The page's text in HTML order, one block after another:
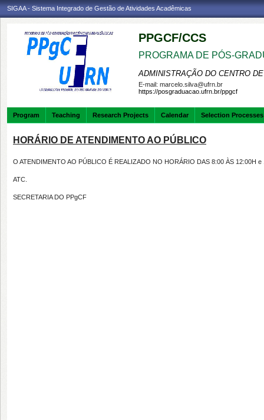
SIGAA - Sistema Integrado de Gestão de Atividades Acadêmicas
PPGCF/CCS
PROGRAMA DE PÓS-
ADMINISTRAÇÃO DO CENTRO
E-mail: marcelo.silva@ufrn.br
https://posgraduacao.ufrn.br/ppgcf
Program Teaching Research Projects Calendar Selection Processes
HORÁRIO DE ATENDIMENTO AO PÚBLICO
O ATENDIMENTO AO PÚBLICO É REALIZADO NO HORÁRIO DAS 8:00 ÀS 12:00H e
ATC.
SECRETARIA DO PPgCF